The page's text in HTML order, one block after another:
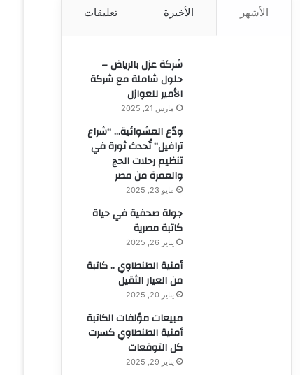
الأشهر الأخيرة تعليقات
شركة عزل بالرياض –
حلول شاملة مع شركة
الأمير للعوازل
مارس 21, 2025
ودّع العشوائية… “شراع
ترافيل” تُحدث ثورة في
تنظيم رحلات الحج
والعمرة من مصر
مايو 23, 2025
جولة صحفية في حياة
كاتبة مصرية
يناير 26, 2025
أمنية الطنطاوي .. كاتبة
من العيار الثقيل
يناير 20, 2025
مبيعات مؤلفات الكاتبة
أمنية الطنطاوي كسرت
كل التوقعات
يناير 29, 2025